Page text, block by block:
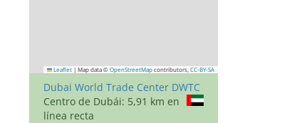
Leaflet | Map data © OpenStreetMap contributors, CC-BY-SA
Dubai World Trade Center DWTC
Centro de Dubái: 5,91 km en
línea recta